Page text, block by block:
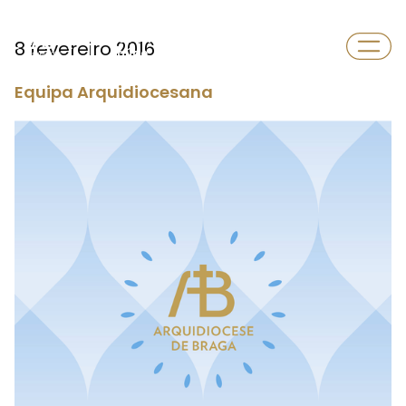
Departamento
Saúde
8 fevereiro 2016
Equipa Arquidiocesana